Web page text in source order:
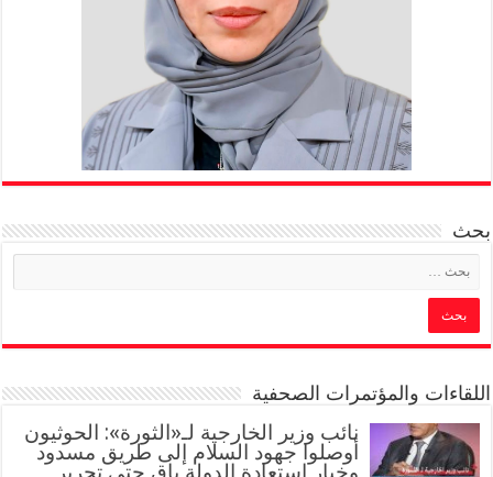
بحث
اللقاءات والمؤتمرات الصحفية
‏نائب وزير الخارجية لـ«الثورة»: الحوثيون
أوصلوا جهود السلام إلى طريق مسدود
وخيار استعادة الدولة باقٍ حتى تحرير